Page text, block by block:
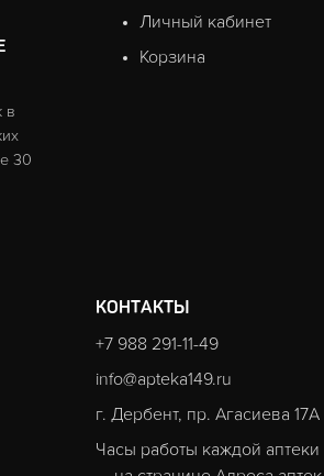
в
30
Личный кабинет
Корзина
КОНТАКТЫ
+7 988 291-11-49
info@apteka149.ru
г. Дербент, пр. Агасиева 17А
Часы работы каждой аптеки